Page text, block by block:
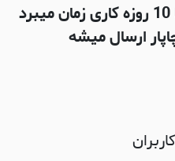
اماده سازی سفارش ها 7 تا 10 روزه کاری زمان میبرد
ارسال میشه